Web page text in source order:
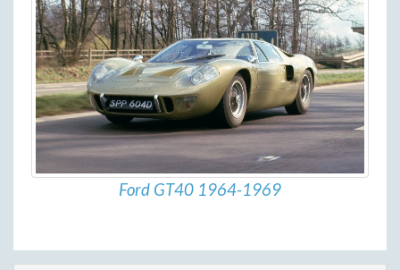
Ford GT40 1964-1969